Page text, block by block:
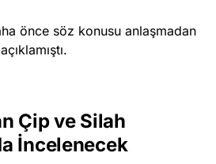
önce söz konusu anlaşmadan
Çip ve Silah
İncelenecek